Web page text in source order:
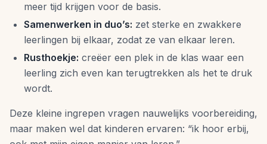
meer tijd krijgen voor de basis.
Samenwerken in duo’s: zet sterke en zwakkere
leerlingen bij elkaar, zodat ze van elkaar leren.
Rusthoekje: creëer een plek in de klas waar een
leerling zich even kan terugtrekken als het te druk
wordt.
Deze kleine ingrepen vragen nauwelijks voorbereiding,
maar maken wel dat kinderen ervaren: “ik hoor erbij,